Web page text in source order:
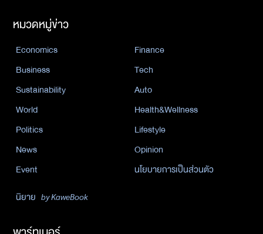
หมวดหมู่ข่าว
Economics
Finance
Business
Tech
Sustainability
Auto
World
Health&Wellness
Politics
Lifestyle
News
Opinion
Event
นโยบายการเป็นส่วนตัว
นิยาย by KaweBook